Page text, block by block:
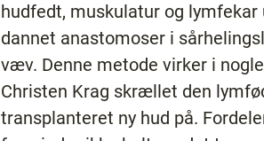
hudfedt, muskulatur og
dannet anastomoser i
væv. Denne metode virker i
Christen Krag skrællet den
transplanteret ny hud på.